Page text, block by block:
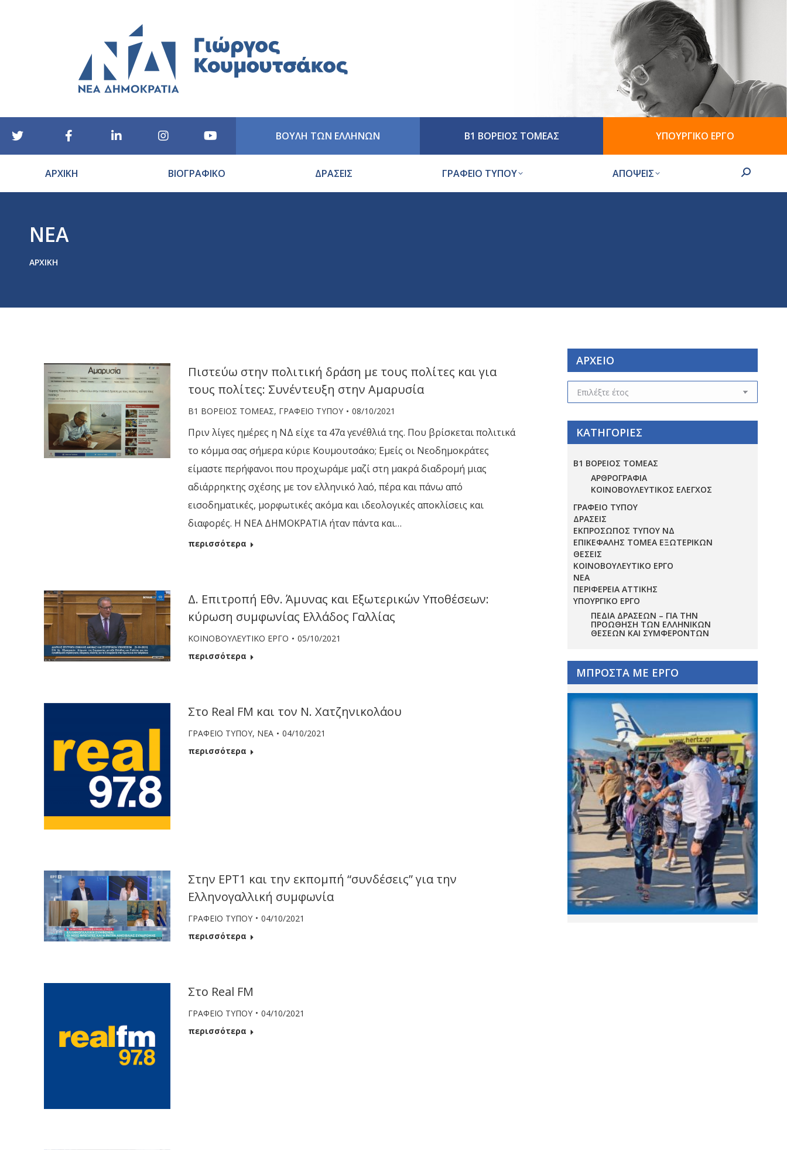
ΒΟΥΛΗ ΤΩΝ ΕΛΛΗΝΩΝ Β1 ΒΟΡΕΙΟΣ ΤΟΜΕΑΣ ΥΠΟΥΡΓΙΚΟ ΕΡΓΟ
ΑΡΧΙΚΗ ΒΙΟΓΡΑΦΙΚΟ ΔΡΑΣΕΙΣ ΓΡΑΦΕΙΟ ΤΥΠΟΥ ΑΠΟΨΕΙΣ Search:
ΝΕΑ
ΑΡΧΙΚΉ
Πιστεύω στην πολιτική δράση με τους πολίτες και για
τους πολίτες: Συνέντευξη στην Αμαρυσία
Β1 ΒΟΡΕΙΟΣ ΤΟΜΕΑΣ, ΓΡΑΦΕΙΟ ΤΥΠΟΥ 08/10/2021
Πριν λίγες ημέρες η ΝΔ είχε τα 47α γενέθλιά της. Που βρίσκεται πολιτικά
το κόμμα σας σήμερα κύριε Κουμουτσάκο; Εμείς οι Νεοδημοκράτες
είμαστε περήφανοι που προχωράμε μαζί στη μακρά διαδρομή μιας
αδιάρρηκτης σχέσης με τον ελληνικό λαό, πέρα και πάνω από
εισοδηματικές, μορφωτικές ακόμα και ιδεολογικές αποκλίσεις και
διαφορές. Η ΝΕΑ ΔΗΜΟΚΡΑΤΙΑ ήταν πάντα και…
περισσότερα
Δ. Επιτροπή Εθν. Άμυνας και Εξωτερικών Υποθέσεων:
κύρωση συμφωνίας Ελλάδος Γαλλίας
ΚΟΙΝΟΒΟΥΛΕΥΤΙΚΟ ΕΡΓΟ
05/10/2021
περισσότερα
Στο Real FM και τον Ν. Χατζηνικολάου
ΓΡΑΦΕΙΟ ΤΥΠΟΥ, ΝΕΑ
04/10/2021
περισσότερα
Στην ΕΡΤ1 και την εκπομπή “συνδέσεις” για την
Ελληνογαλλική συμφωνία
ΓΡΑΦΕΙΟ ΤΥΠΟΥ
04/10/2021
περισσότερα
Στο Real FM
ΓΡΑΦΕΙΟ ΤΥΠΟΥ
04/10/2021
περισσότερα
ΑΡΧΕΙΟ
ΑΡΧΕΙΟ
ΚΑΤΗΓΟΡΙΕΣ
Β1 ΒΟΡΕΙΟΣ ΤΟΜΕΑΣ
ΑΡΘΡΟΓΡΑΦΙΑ
ΚΟΙΝΟΒΟΥΛΕΥΤΙΚΟΣ ΕΛΕΓΧΟΣ
ΓΡΑΦΕΙΟ ΤΥΠΟΥ
ΔΡΑΣΕΙΣ
ΕΚΠΡΟΣΩΠΟΣ ΤΥΠΟΥ ΝΔ
ΕΠΙΚΕΦΑΛΗΣ ΤΟΜΕΑ ΕΞΩΤΕΡΙΚΩΝ
ΘΕΣΕΙΣ
ΚΟΙΝΟΒΟΥΛΕΥΤΙΚΟ ΕΡΓΟ
ΝΕΑ
ΠΕΡΙΦΕΡΕΙΑ ΑΤΤΙΚΗΣ
ΥΠΟΥΡΓΙΚΟ ΕΡΓΟ
ΠΕΔΊΑ ΔΡΆΣΕΩΝ – ΓΙΑ ΤΗΝ
ΠΡΟΏΘΗΣΗ ΤΩΝ ΕΛΛΗΝΙΚΏΝ
ΘΈΣΕΩΝ ΚΑΙ ΣΥΜΦΕΡΌΝΤΩΝ
ΜΠΡΟΣΤΑ ΜΕ ΕΡΓΟ